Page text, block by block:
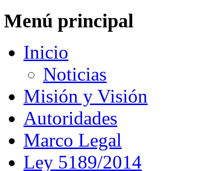
Menú principal
Inicio
Noticias
Misión y Visión
Autoridades
Marco Legal
Ley 5189/2014